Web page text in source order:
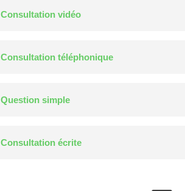
Consultation vidéo
Consultation téléphonique
Question simple
Consultation écrite